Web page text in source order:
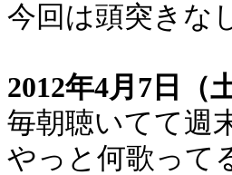
今回は頭突きな
2012年4月7日（
毎朝聴いてて週
やっと何歌って